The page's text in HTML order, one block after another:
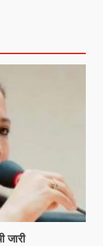
जारी